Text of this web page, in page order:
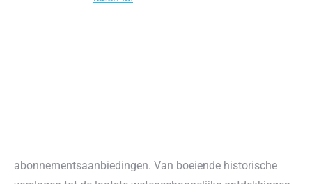
abonnementsaanbiedingen. Van boeiende historische